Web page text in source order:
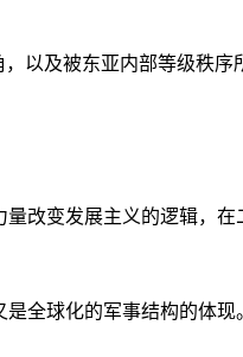
以及被东亚内部等级秩
改变发展主义的逻辑，
全球化的军事结构的体